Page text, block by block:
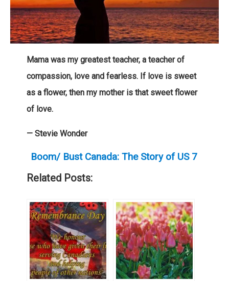
Mama was my greatest teacher, a teacher of
compassion, love and fearless. If love is sweet
as a flower, then my mother is that sweet flower
of love.
— Stevie Wonder
Boom/ Bust Canada: The Story of US 7
Related Posts: